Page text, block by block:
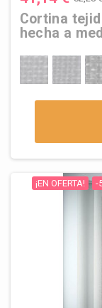
Cortina
hecha a
BLANCO NATURAL
¡EN OFERTA! -